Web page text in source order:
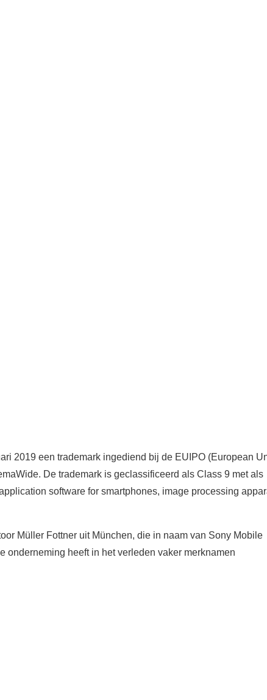
2019 een trademark ingediend bij de EUIPO (European
De trademark is geclassificeerd als Class 9 met als
software for smartphones, image processing
Müller Fottner uit München, die in naam van Sony Mobile
onderneming heeft in het verleden vaker merknamen